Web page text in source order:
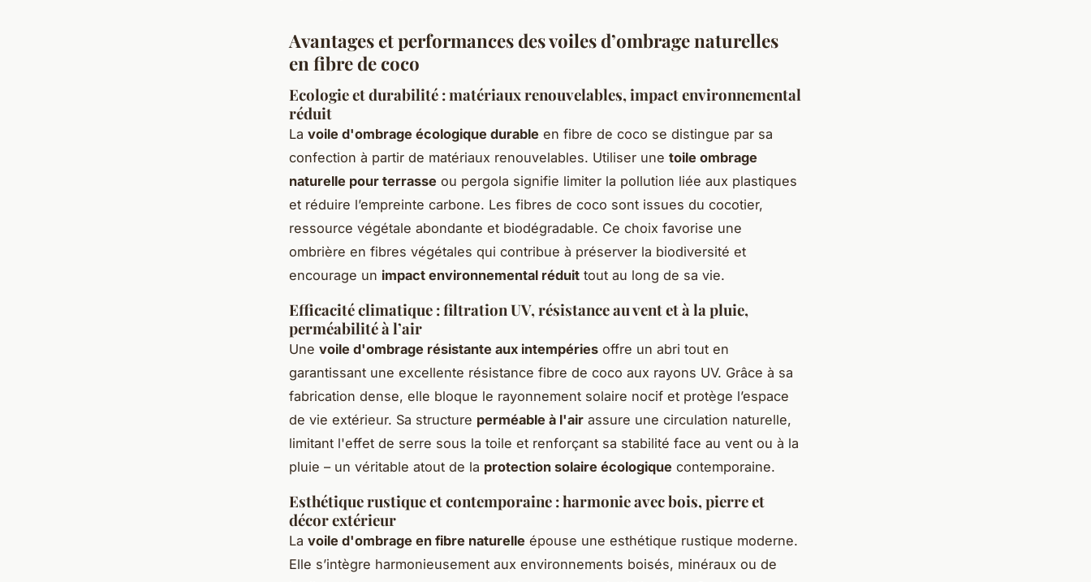
Avantages et performances des voiles d’ombrage naturelles
en fibre de coco
Ecologie et durabilité : matériaux renouvelables, impact environnemental
réduit
La voile d'ombrage écologique durable en fibre de coco se distingue par sa
confection à partir de matériaux renouvelables. Utiliser une toile ombrage
naturelle pour terrasse ou pergola signifie limiter la pollution liée aux plastiques
et réduire l’empreinte carbone. Les fibres de coco sont issues du cocotier,
ressource végétale abondante et biodégradable. Ce choix favorise une
ombrière en fibres végétales qui contribue à préserver la biodiversité et
encourage un impact environnemental réduit tout au long de sa vie.
Efficacité climatique : filtration UV, résistance au vent et à la pluie,
perméabilité à l’air
Une voile d'ombrage résistante aux intempéries offre un abri tout en
garantissant une excellente résistance fibre de coco aux rayons UV. Grâce à sa
fabrication dense, elle bloque le rayonnement solaire nocif et protège l’espace
de vie extérieur. Sa structure perméable à l'air assure une circulation naturelle,
limitant l'effet de serre sous la toile et renforçant sa stabilité face au vent ou à la
pluie – un véritable atout de la protection solaire écologique contemporaine.
Esthétique rustique et contemporaine : harmonie avec bois, pierre et
décor extérieur
La voile d'ombrage en fibre naturelle épouse une esthétique rustique moderne.
Elle s’intègre harmonieusement aux environnements boisés, minéraux ou de